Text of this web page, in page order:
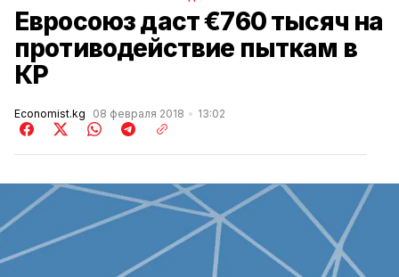
Евросоюз даст €760 тысяч на
противодействие пыткам в
КР
Economist.kg 08 февраля 2018 13:02